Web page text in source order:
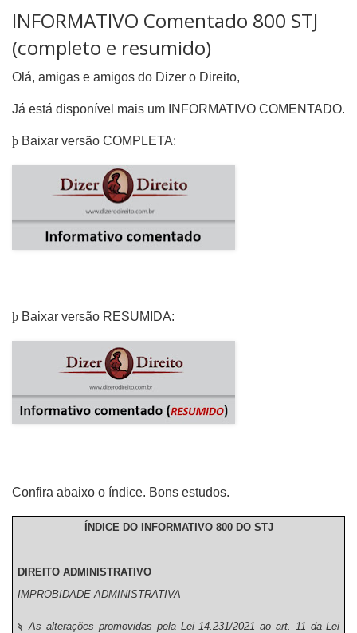
INFORMATIVO Comentado 800 STJ
(completo e resumido)
Olá, amigas e amigos do Dizer o Direito,
Já está disponível mais um INFORMATIVO COMENTADO.
þ Baixar versão COMPLETA:
þ Baixar versão RESUMIDA:
Confira abaixo o índice. Bons estudos.
ÍNDICE DO INFORMATIVO 800 DO STJ
DIREITO ADMINISTRATIVO
IMPROBIDADE ADMINISTRATIVA
§ As alterações promovidas pela Lei 14.231/2021 ao art. 11 da Lei